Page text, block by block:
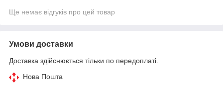
Ще немає відгуків про цей товар
Умови доставки
Доставка здійснюється тільки по передоплаті.
Нова Пошта